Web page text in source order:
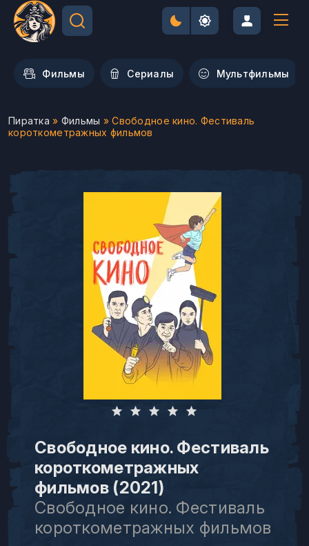
Фильмы Сериалы Мультфильмы
Пиратка » Фильмы » Свободное кино. Фестиваль
короткометражных фильмов
Свободное кино. Фестиваль
короткометражных
фильмов (2021)
Свободное кино. Фестиваль
короткометражных фильмов